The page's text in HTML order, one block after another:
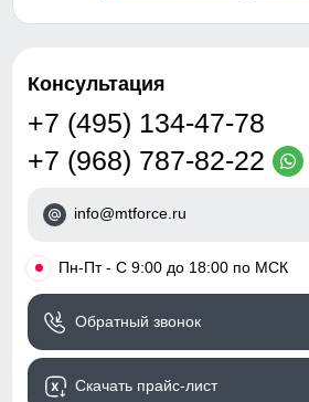
Консультация
+7 (495) 134-47-78
+7 (968) 787-82-22
info@mtforce.ru
• Пн-Пт - С 9:00 до 18:00 по МСК
Обратный звонок
Скачать прайс-лист